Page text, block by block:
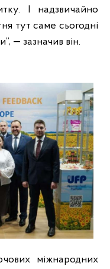
І надзвичайно
тут саме сьогодні
— зазначив він.
міжнародних